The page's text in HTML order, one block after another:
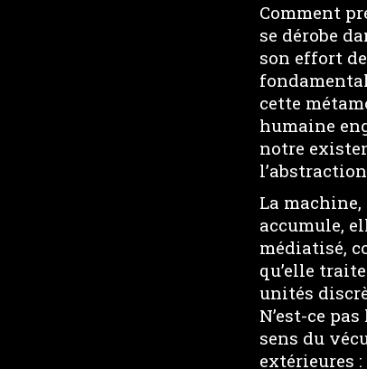
Comment
se dérobe
son effort
cette
humaine
notre
La
accumule,
médiatisé,
qu’elle
unités
N’est-ce
sens du
extérieures